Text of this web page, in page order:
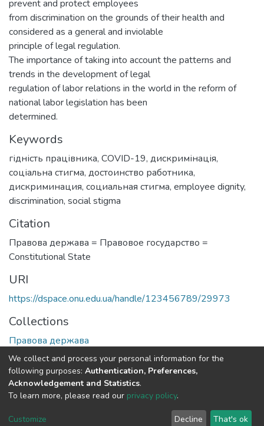
prevent and protect employees
from discrimination on the grounds of their health and
considered as a general and inviolable
principle of legal regulation.
The importance of taking into account the patterns and
trends in the development of legal
regulation of labor relations in the world in the reform of
national labor legislation has been
determined.
Keywords
гідність працівника, COVID-19, дискримінація,
соціальна стигма, достоинство работника,
дискриминация, социальная стигма, employee dignity,
discrimination, social stigma
Citation
Правова держава = Правовое государство =
Сonstitutional State
URI
https://dspace.onu.edu.ua/handle/123456789/29973
Collections
Правова держава
Full item page
DSpace software copyright © 2009-2026
Cookie
End User
Send
We collect and process your personal information for the
following purposes: Authentication, Preferences,
Acknowledgement and Statistics.
To learn more, please read our privacy policy.
Customize Decline That's ok